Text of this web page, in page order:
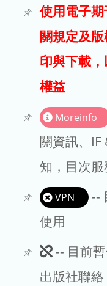
使用電子
關規定及
印與下載
權益
Moreinfo
關資訊、IF
知，目次
VPN
--
使用
此
期
-- 目前
出版社聯